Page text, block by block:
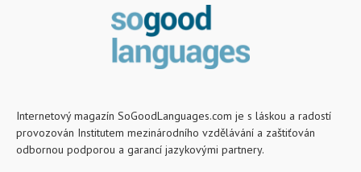
Internetový magazín SoGoodLanguages.com je s láskou a radostí
provozován Institutem mezinárodního vzdělávání a zaštiťován
odbornou podporou a garancí jazykovými partnery.